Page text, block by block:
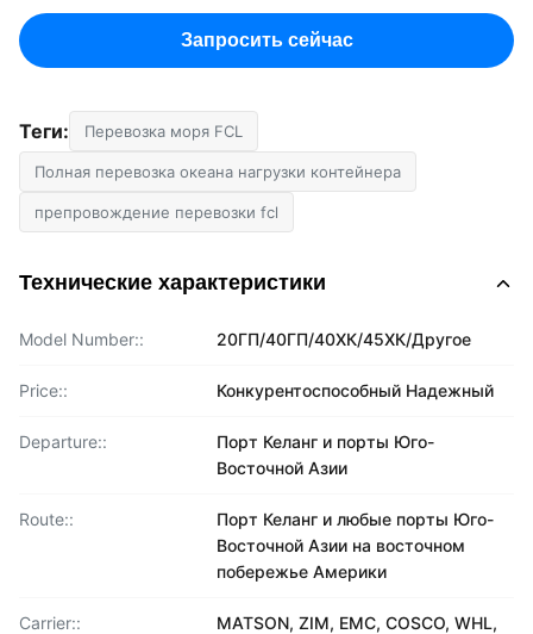
Запросить сейчас
Теги: Перевозка моря FCL
Полная перевозка океана нагрузки контейнера
препровождение перевозки fcl
Технические характеристики
Model Number:: 20ГП/40ГП/40ХК/45ХК/Другое
Price:: Конкурентоспособный Надежный
Departure::
Порт Келанг и порты Юго-
Восточной Азии
Route::
Порт Келанг и любые порты Юго-
Восточной Азии на восточном
побережье Америки
Carrier::
MATSON, ZIM, EMC, COSCO, WHL,